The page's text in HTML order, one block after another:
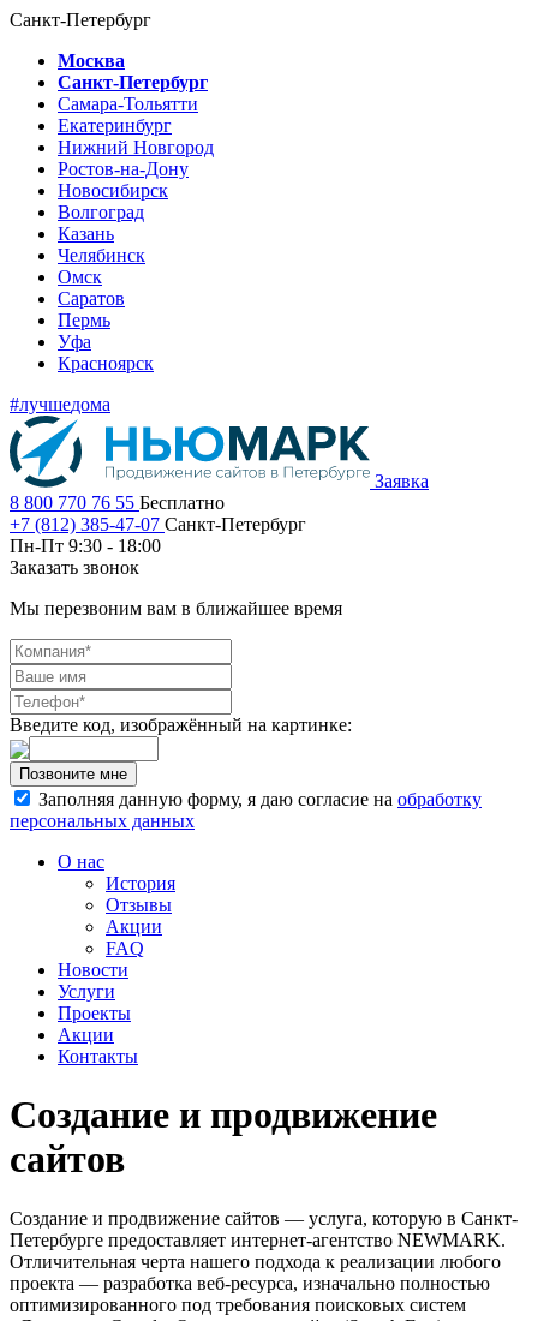
Санкт-Петербург
Москва
Санкт-Петербург
Самара-Тольятти
Екатеринбург
Нижний Новгород
Ростов-на-Дону
Новосибирск
Волгоград
Казань
Челябинск
Омск
Саратов
Пермь
Уфа
Красноярск
#лучшедома
Заявка
8 800 770 76 55 Бесплатно
+7 (812) 385-47-07 Санкт-Петербург
Пн-Пт 9:30 - 18:00
Заказать звонок
Мы перезвоним вам в ближайшее время
Введите код, изображённый на картинке:
Заполняя данную форму, я даю согласие на обработку
персональных данных
О нас
История
Отзывы
Акции
FAQ
Новости
Услуги
Проекты
Акции
Контакты
Создание и продвижение
сайтов
Создание и продвижение сайтов — услуга, которую в Санкт-
Петербурге предоставляет интернет-агентство NEWMARK.
Отличительная черта нашего подхода к реализации любого
проекта — разработка веб-ресурса, изначально полностью
оптимизированного под требования поисковых систем